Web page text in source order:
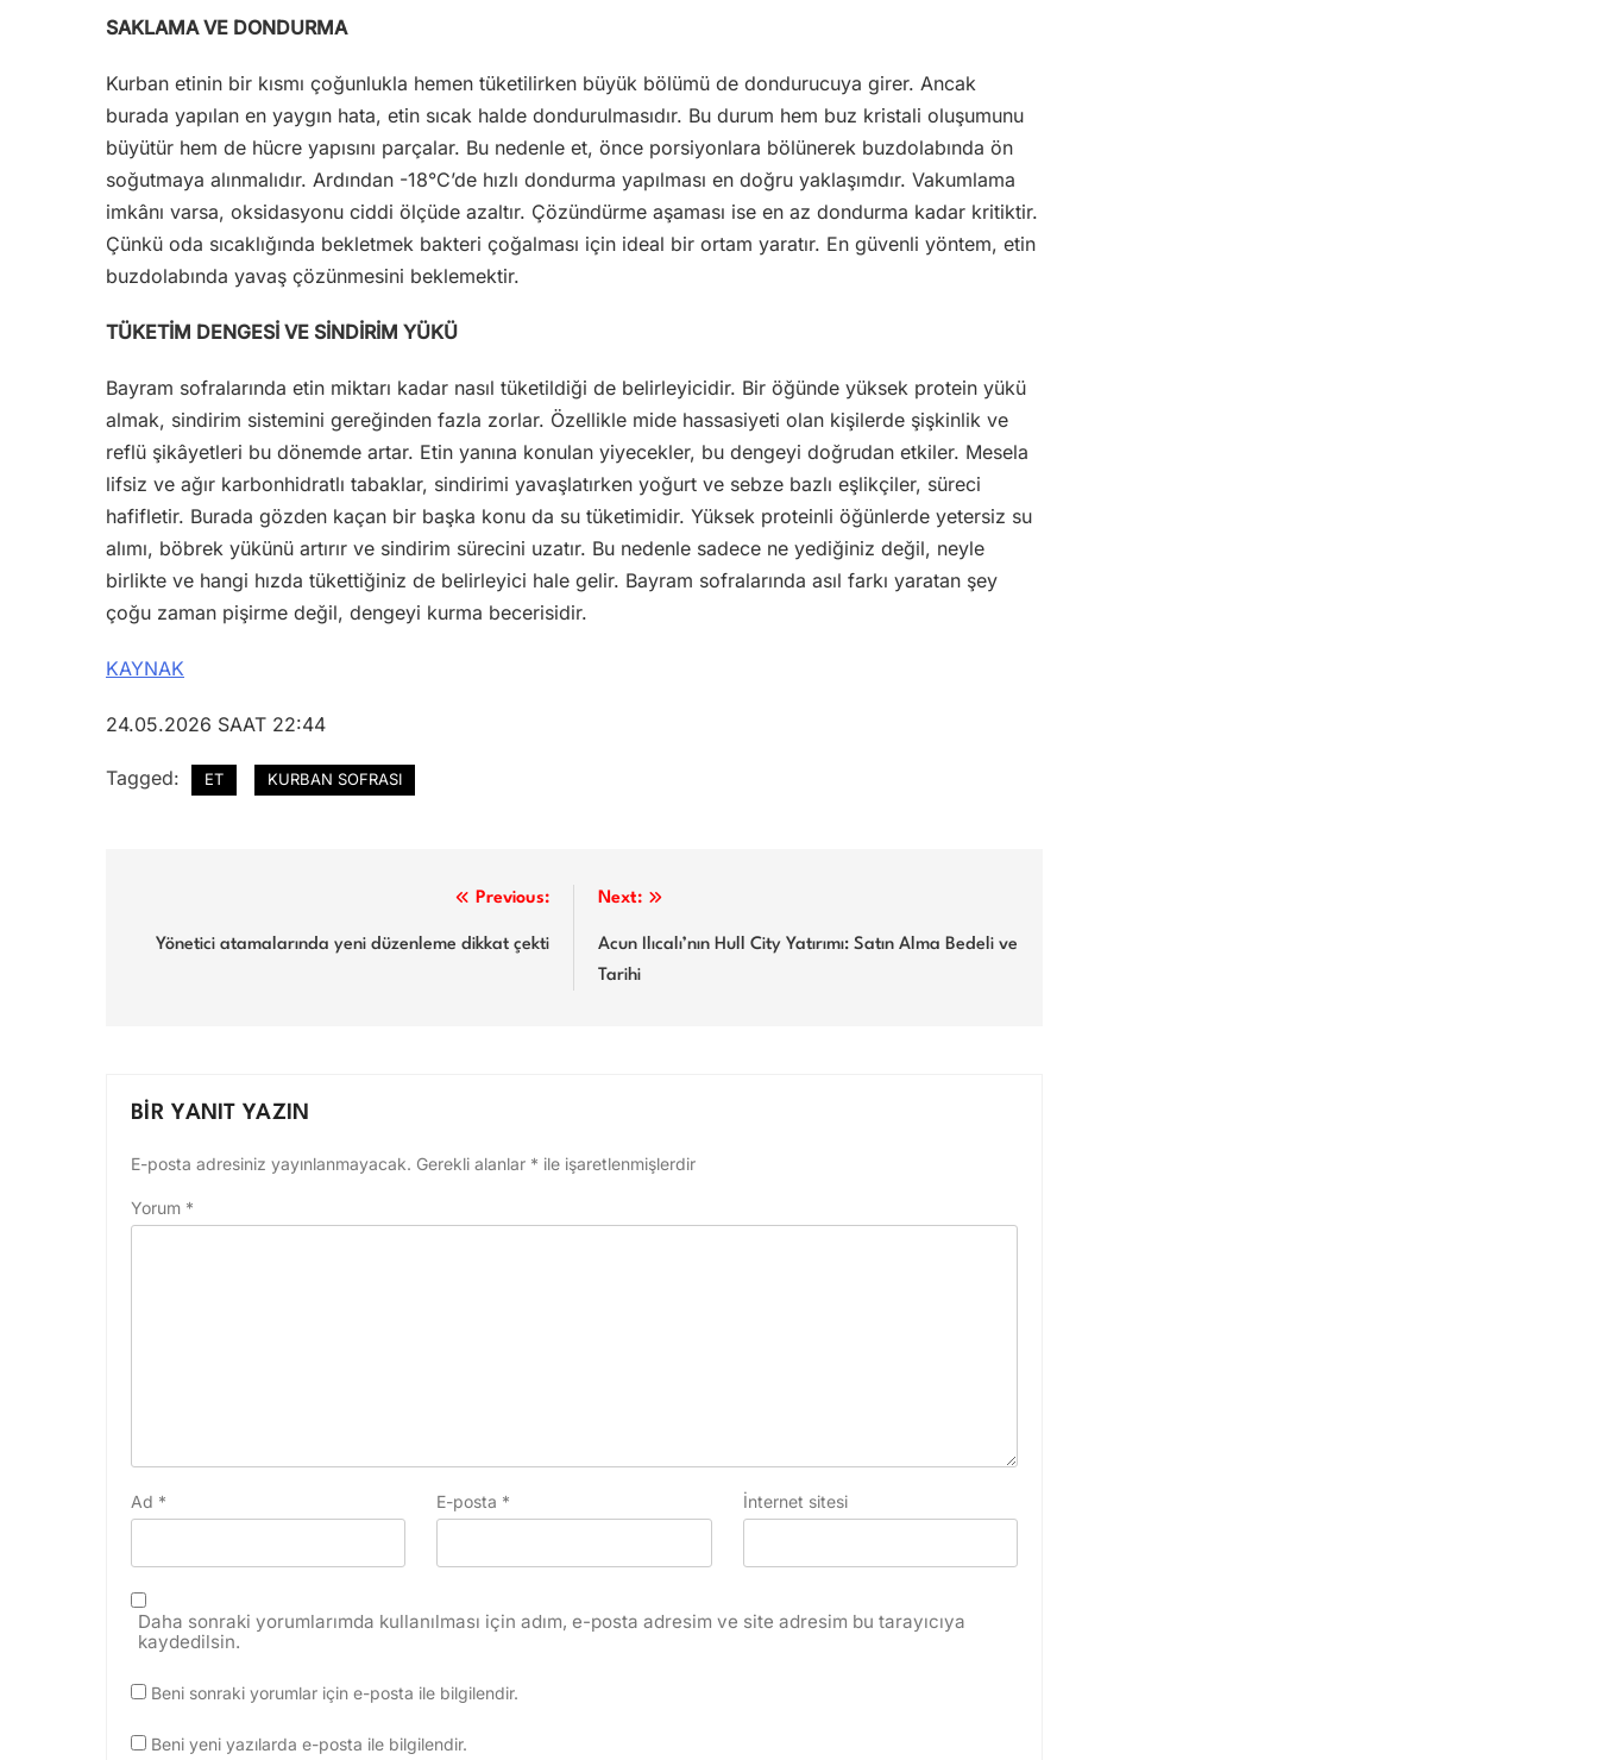
SAKLAMA VE DONDURMA
Kurban etinin bir kısmı çoğunlukla hemen tüketilirken büyük bölümü de dondurucuya girer. Ancak
burada yapılan en yaygın hata, etin sıcak halde dondurulmasıdır. Bu durum hem buz kristali oluşumunu
büyütür hem de hücre yapısını parçalar. Bu nedenle et, önce porsiyonlara bölünerek buzdolabında ön
soğutmaya alınmalıdır. Ardından -18°C’de hızlı dondurma yapılması en doğru yaklaşımdır. Vakumlama
imkânı varsa, oksidasyonu ciddi ölçüde azaltır. Çözündürme aşaması ise en az dondurma kadar kritiktir.
Çünkü oda sıcaklığında bekletmek bakteri çoğalması için ideal bir ortam yaratır. En güvenli yöntem, etin
buzdolabında yavaş çözünmesini beklemektir.
TÜKETİM DENGESİ VE SİNDİRİM YÜKÜ
Bayram sofralarında etin miktarı kadar nasıl tüketildiği de belirleyicidir. Bir öğünde yüksek protein yükü
almak, sindirim sistemini gereğinden fazla zorlar. Özellikle mide hassasiyeti olan kişilerde şişkinlik ve
reflü şikâyetleri bu dönemde artar. Etin yanına konulan yiyecekler, bu dengeyi doğrudan etkiler. Mesela
lifsiz ve ağır karbonhidratlı tabaklar, sindirimi yavaşlatırken yoğurt ve sebze bazlı eşlikçiler, süreci
hafifletir. Burada gözden kaçan bir başka konu da su tüketimidir. Yüksek proteinli öğünlerde yetersiz su
alımı, böbrek yükünü artırır ve sindirim sürecini uzatır. Bu nedenle sadece ne yediğiniz değil, neyle
birlikte ve hangi hızda tükettiğiniz de belirleyici hale gelir. Bayram sofralarında asıl farkı yaratan şey
çoğu zaman pişirme değil, dengeyi kurma becerisidir.
KAYNAK
24.05.2026 SAAT 22:44
Tagged: ET KURBAN SOFRASI
gezinmesi
Previous:
Yönetici atamalarında yeni düzenleme dikkat çekti
Next:
Acun Ilıcalı’nın Hull City Yatırımı: Satın Alma Bedeli ve
Tarihi
BIR YANIT YAZIN
E-posta adresiniz yayınlanmayacak. Gerekli alanlar * ile işaretlenmişlerdir
Yorum *
Ad * E-posta * İnternet sitesi
Daha sonraki yorumlarımda kullanılması için adım, e-posta adresim ve site adresim bu tarayıcıya
kaydedilsin.
Beni sonraki yorumlar için e-posta ile bilgilendir.
Beni yeni yazılarda e-posta ile bilgilendir.